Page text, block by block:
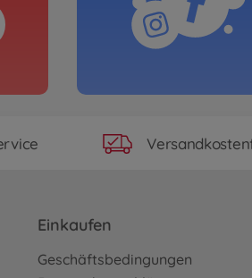
Einkaufen
Geschäftsbedingungen